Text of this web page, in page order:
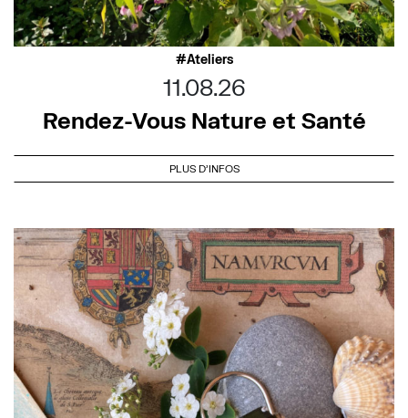
Ateliers
11.08.26
Rendez-Vous Nature et Santé
PLUS D'INFOS